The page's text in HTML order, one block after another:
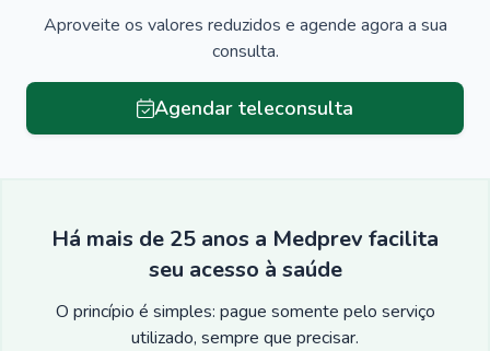
Aproveite os valores reduzidos e agende agora a sua
consulta.
Agendar teleconsulta
Há mais de 25 anos a Medprev facilita
seu acesso à saúde
O princípio é simples: pague somente pelo serviço
utilizado, sempre que precisar.